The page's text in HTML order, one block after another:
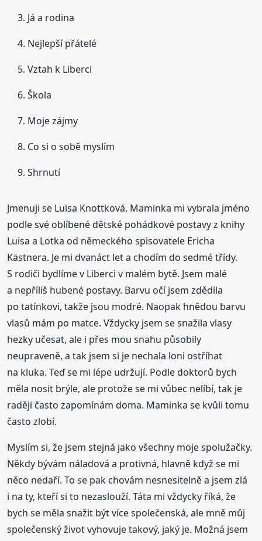
Já a rodina
Nejlepší přátelé
Vztah k Liberci
Škola
Moje zájmy
Co si o sobě myslím
Shrnutí
Jmenuji se Luisa Knottková. Maminka mi vybrala jméno
podle své oblíbené dětské pohádkové postavy z knihy
Luisa a Lotka od německého spisovatele Ericha
Kästnera. Je mi dvanáct let a chodím do sedmé třídy.
S rodiči bydlíme v Liberci v malém bytě. Jsem malé
a nepříliš hubené postavy. Barvu očí jsem zdědila
po tatínkovi, takže jsou modré. Naopak hnědou barvu
vlasů mám po matce. Vždycky jsem se snažila vlasy
hezky učesat, ale i přes mou snahu působily
neupraveně, a tak jsem si je nechala loni ostříhat
na kluka. Teď se mi lépe udržují. Podle doktorů bych
měla nosit brýle, ale protože se mi vůbec nelíbí, tak je
raději často zapomínám doma. Maminka se kvůli tomu
často zlobí.
Myslím si, že jsem stejná jako všechny moje spolužačky.
Někdy bývám náladová a protivná, hlavně když se mi
něco nedaří. To se pak chovám nesnesitelně a jsem zlá
i na ty, kteří si to nezaslouží. Táta mi vždycky říká, že
bych se měla snažit být více společenská, ale mně můj
společenský život vyhovuje takový, jaký je. Možná jsem